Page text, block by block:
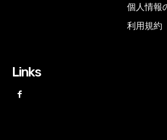
個人情報
利用規約
Links